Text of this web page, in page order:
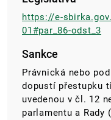
https://e-
01#par_86-odst_3
Sankce
Právnická nebo
dopustí přestupku
uvedenou v čl. 12
parlamentu a Rady